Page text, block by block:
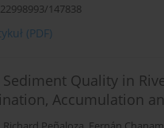
147838
(PDF)
Quality in
Accumulation